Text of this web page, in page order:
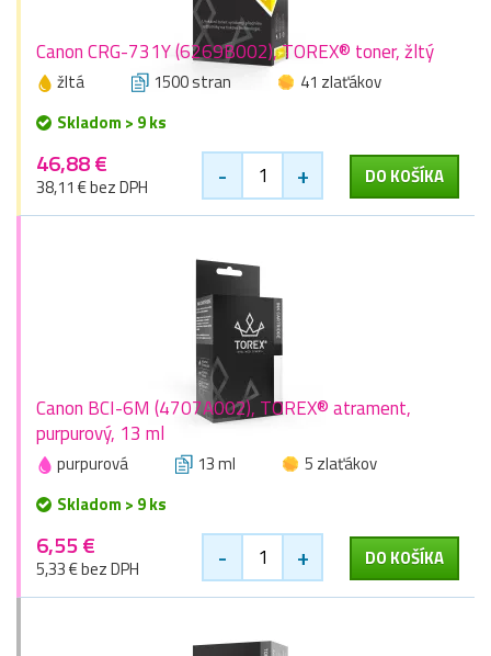
Canon CRG-731Y (6269B002), TOREX® toner, žltý
žltá 1500 stran
41 zlaťákov
Skladom > 9 ks
46,88 €
38,11 € bez DPH - + DO KOŠÍKA
Canon BCI-6M (4707A002), TOREX® atrament,
purpurový, 13 ml
purpurová 13 ml
5 zlaťákov
Skladom > 9 ks
6,55 €
5,33 € bez DPH - + DO KOŠÍKA